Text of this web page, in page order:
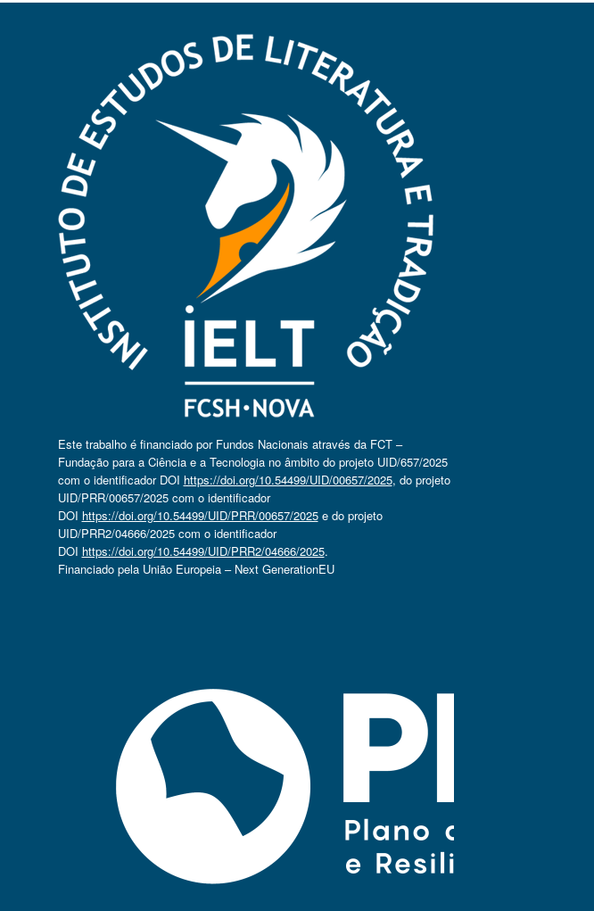
Este trabalho é financiado por Fundos Nacionais através da FCT –
Fundação para a Ciência e a Tecnologia no âmbito do projeto UID/657/2025
com o identificador DOI https://doi.org/10.54499/UID/00657/2025, do projeto
UID/PRR/00657/2025 com o identificador
DOI https://doi.org/10.54499/UID/PRR/00657/2025e do projeto
UID/PRR2/04666/2025 com o identificador
DOI https://doi.org/10.54499/UID/PRR2/04666/2025.
Financiado pela União Europeia – Next GenerationEU